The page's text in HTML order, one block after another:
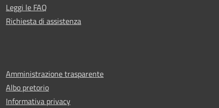
Leggi le FAQ
Richiesta di assistenza
Amministrazione trasparente
Albo pretorio
Informativa privacy